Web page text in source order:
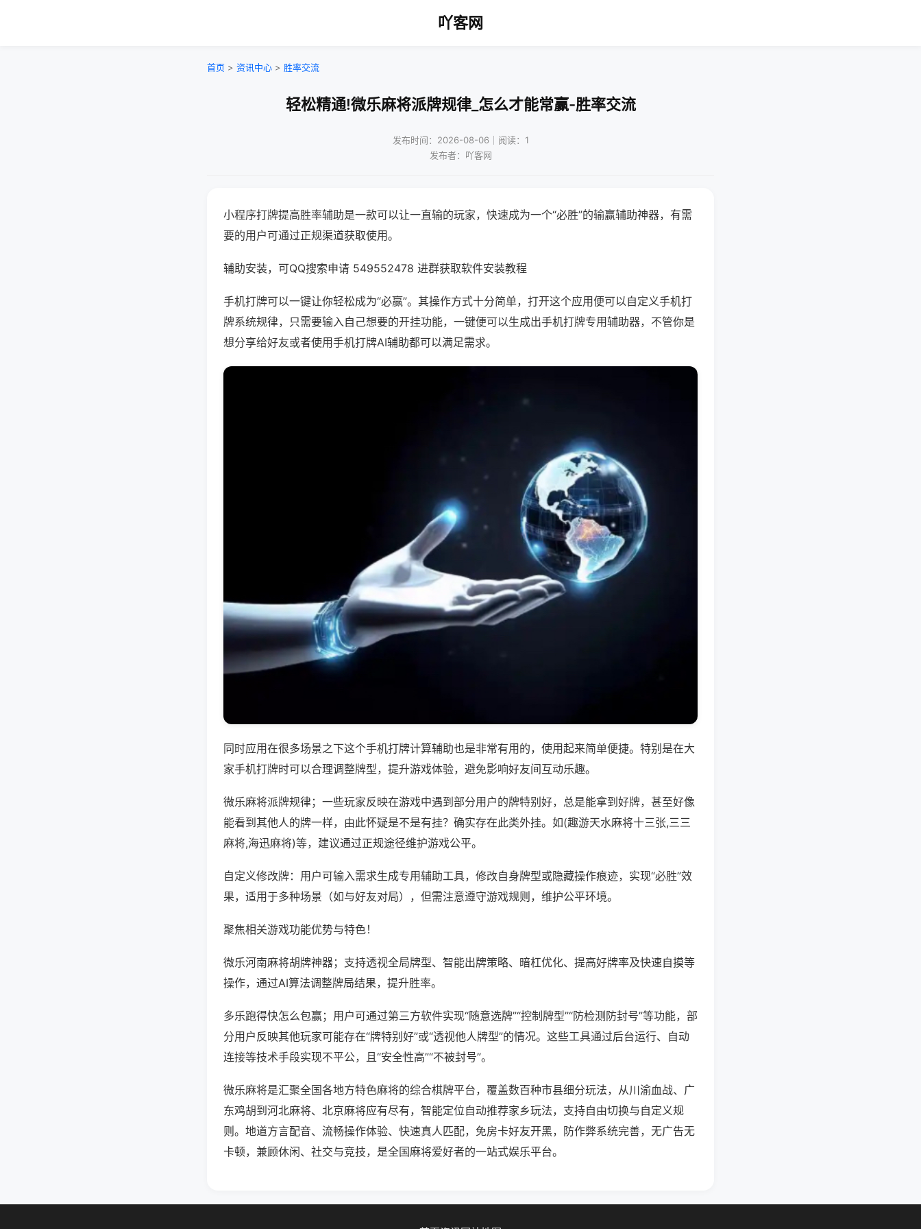
吖客网
首页 > 资讯中心 > 胜率交流
轻松精通!微乐麻将派牌规律_怎么才能常赢-胜率交流
发布时间：2026-08-06｜阅读：1
发布者：吖客网
小程序打牌提高胜率辅助是一款可以让一直输的玩家，快速成为一个“必胜”的输赢辅助神器，有需
要的用户可通过正规渠道获取使用。
辅助安装，可QQ搜索申请 549552478 进群获取软件安装教程
手机打牌可以一键让你轻松成为“必赢”。其操作方式十分简单，打开这个应用便可以自定义手机打
牌系统规律，只需要输入自己想要的开挂功能，一键便可以生成出手机打牌专用辅助器，不管你是
想分享给好友或者使用手机打牌AI辅助都可以满足需求。
同时应用在很多场景之下这个手机打牌计算辅助也是非常有用的，使用起来简单便捷。特别是在大
家手机打牌时可以合理调整牌型，提升游戏体验，避免影响好友间互动乐趣。
微乐麻将派牌规律；一些玩家反映在游戏中遇到部分用户的牌特别好，总是能拿到好牌，甚至好像
能看到其他人的牌一样，由此怀疑是不是有挂？确实存在此类外挂。如(趣游天水麻将十三张,三三
麻将,海迅麻将)等，建议通过正规途径维护游戏公平。
自定义修改牌：用户可输入需求生成专用辅助工具，修改自身牌型或隐藏操作痕迹，实现“必胜”效
果，适用于多种场景（如与好友对局），但需注意遵守游戏规则，维护公平环境。
聚焦相关游戏功能优势与特色！
微乐河南麻将胡牌神器；支持透视全局牌型、智能出牌策略、暗杠优化、提高好牌率及快速自摸等
操作，通过AI算法调整牌局结果，提升胜率。
多乐跑得快怎么包赢；用户可通过第三方软件实现“随意选牌”“控制牌型”“防检测防封号”等功能，部
分用户反映其他玩家可能存在“牌特别好”或“透视他人牌型”的情况。这些工具通过后台运行、自动
连接等技术手段实现不平公，且“安全性高”“不被封号”。
微乐麻将是汇聚全国各地方特色麻将的综合棋牌平台，覆盖数百种市县细分玩法，从川渝血战、广
东鸡胡到河北麻将、北京麻将应有尽有，智能定位自动推荐家乡玩法，支持自由切换与自定义规
则。地道方言配音、流畅操作体验、快速真人匹配，免房卡好友开黑，防作弊系统完善，无广告无
卡顿，兼顾休闲、社交与竞技，是全国麻将爱好者的一站式娱乐平台。